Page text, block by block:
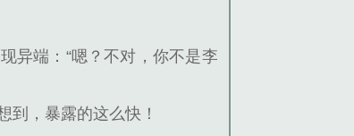
异端：“嗯？不对，你不是李
到，暴露的这么快！